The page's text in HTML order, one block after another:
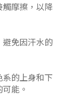
摩擦，以降
避免因汗水的
的上身和下
能。